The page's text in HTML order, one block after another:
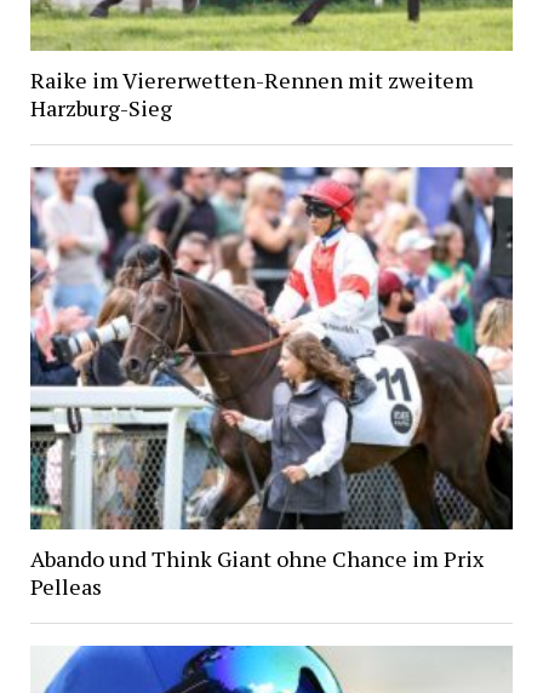
Raike im Viererwetten-Rennen mit zweitem
Harzburg-Sieg
Abando und Think Giant ohne Chance im Prix
Pelleas